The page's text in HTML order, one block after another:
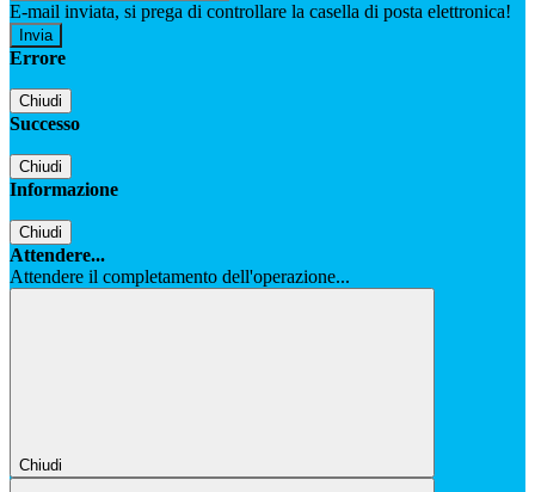
E-mail inviata, si prega di controllare la casella di posta elettronica!
Errore
Chiudi
Successo
Chiudi
Informazione
Chiudi
Attendere...
Attendere il completamento dell'operazione...
Chiudi